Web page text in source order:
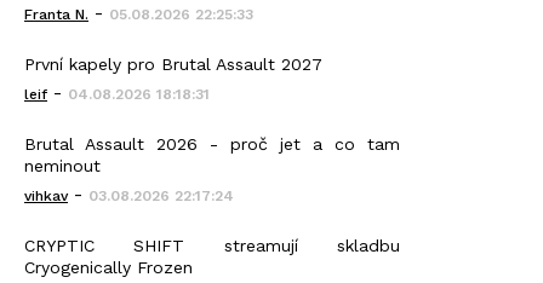
Franta N. - 05.08.2026 22:25:33
První kapely pro Brutal Assault 2027
leif - 04.08.2026 18:18:31
Brutal Assault 2026 - proč jet a co tam
neminout
vihkav- 03.08.2026 22:17:24
CRYPTIC SHIFT streamují skladbu
Cryogenically Frozen